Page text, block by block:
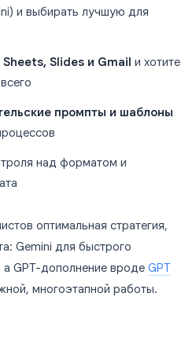
и выбирать лучшую для
Sheets, Slides и Gmail и хотите
промпты и шаблоны
над форматом и
оптимальная стратегия,
Gemini для быстрого
а GPT-дополнение вроде GPT
многоэтапной работы.